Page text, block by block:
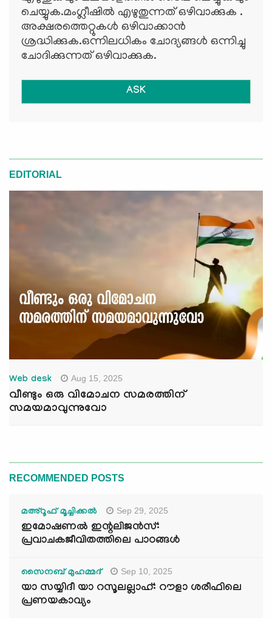
ചെയ്യുക.മംഗ്ലീഷില്‍ എഴുതുന്നത് ഒഴിവാക്കുക .
അക്ഷരത്തെറ്റുകള്‍ ഒഴിവാക്കാന്‍
ശ്രദ്ധിക്കുക.ഒന്നിലധികം ചോദ്യങ്ങള്‍ ഒന്നിച്ചു
ചോദിക്കുന്നത് ഒഴിവാക്കുക.
ASK
EDITORIAL
Web desk Aug 15, 2025
വീണ്ടും ഒരു വിമോചന സമരത്തിന്
സമയമാവുന്നുവോ
RECOMMENDED POSTS
മഅ്റൂഫ് മൂച്ചിക്കല്‍ Sep 29, 2025
ഇമോഷണൽ ഇന്റലിജൻസ്:
പ്രവാചകജീവിതത്തിലെ പാഠങ്ങൾ
സൈനബ് മുഹമ്മദ് Sep 10, 2025
യാ സയ്യിദീ യാ റസൂലല്ലാഹ്: റൗളാ ശരീഫിലെ
പ്രണയകാവ്യം